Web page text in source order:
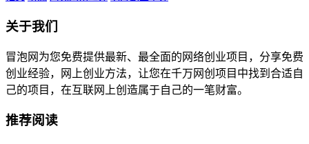
关于我们
冒泡网为您免费提供最新、最全面的网络创业项目，分享免费
创业经验，网上创业方法，让您在千万网创项目中找到合适自
己的项目，在互联网上创造属于自己的一笔财富。
推荐阅读